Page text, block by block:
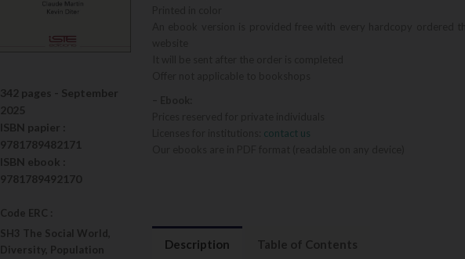
342 pages - September
2025
ISBN papier
9781789482171
ISBN ebook
9781789492170
Code ERC :
SH3 The Social World,
Diversity, Population
contact us
Description Table of Contents